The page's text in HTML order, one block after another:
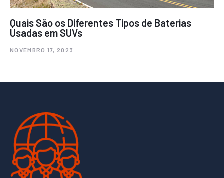
Quais São os Diferentes Tipos de Baterias
Usadas em SUVs
NOVEMBRO 17, 2023